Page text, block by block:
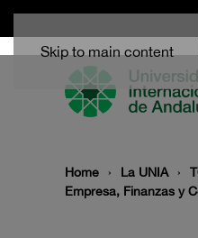
Skip to main content
Home La UNIA
Empresa, Finanzas y